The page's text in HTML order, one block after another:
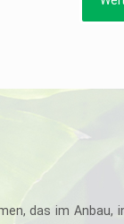
das im Anbau,